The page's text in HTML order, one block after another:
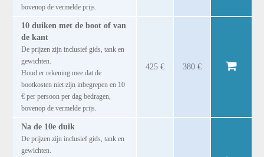
bovenop de vermelde prijs.
10 duiken met de boot of van
de kant
De prijzen zijn inclusief gids, tank en
gewichten.
Houd er rekening mee dat de
bootkosten niet zijn inbegrepen en 10
€ per persoon per dag bedragen,
bovenop de vermelde prijs.
425 € 380 €
Na de 10e duik
De prijzen zijn inclusief gids, tank en
gewichten.